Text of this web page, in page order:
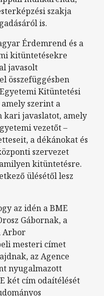
szakja
is.
Érdemrend és a
kitüntetésekre
javasolt
összefüggésben
Kitüntetési
szerint a
kari javaslatot, amely
vezetőt –
a dékánokat és
szervezet
kitüntetésre.
ülésétől lesz
az idén a BME
Gábornak, a
Arbor
mesteri címet
az Agence
nyugalmazott
két cím odaítélését